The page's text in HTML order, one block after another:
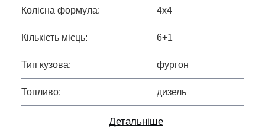
Колісна формула 4х4
Кількість місць 6+1
Тип кузова фургон
Топливо дизель
Детальніше